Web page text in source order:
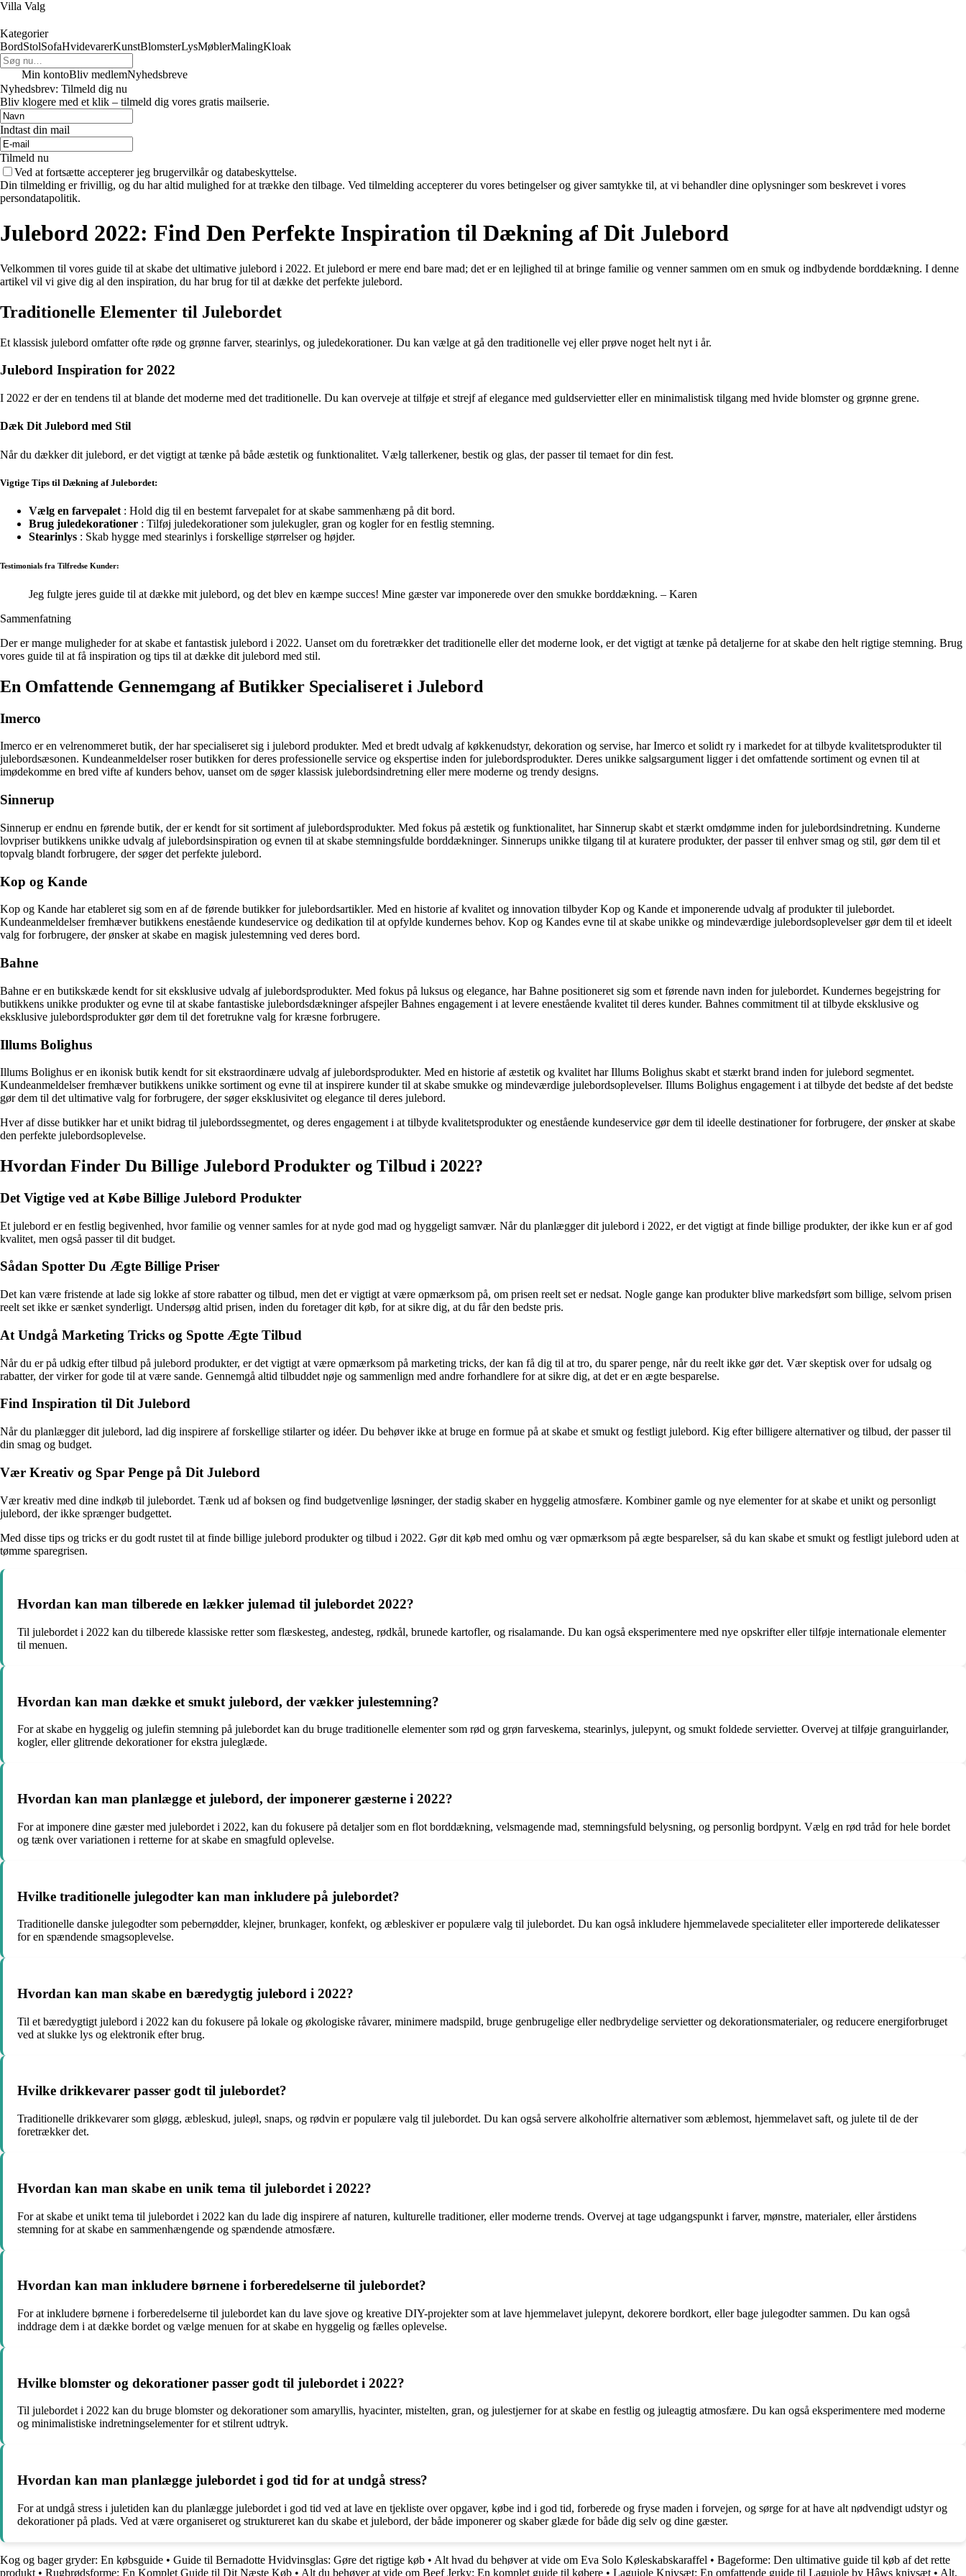
Villa Valg
Kategorier
BordStolSofaHvidevarerKunstBlomsterLysMøblerMalingKloak
Min kontoBliv medlemNyhedsbreve
Nyhedsbrev: Tilmeld dig nu
Bliv klogere med et klik – tilmeld dig vores gratis mailserie.
Indtast din mail
Tilmeld nu
Ved at fortsætte accepterer jeg brugervilkår og databeskyttelse.
Din tilmelding er frivillig, og du har altid mulighed for at trække den tilbage. Ved tilmelding accepterer du vores betingelser og giver samtykke til, at vi behandler dine oplysninger som beskrevet i vores
persondatapolitik.
Julebord 2022: Find Den Perfekte Inspiration til Dækning af Dit Julebord
Velkommen til vores guide til at skabe det ultimative julebord i 2022. Et julebord er mere end bare mad; det er en lejlighed til at bringe familie og venner sammen om en smuk og indbydende borddækning. I denne
artikel vil vi give dig al den inspiration, du har brug for til at dække det perfekte julebord.
Traditionelle Elementer til Julebordet
Et klassisk julebord omfatter ofte røde og grønne farver, stearinlys, og juledekorationer. Du kan vælge at gå den traditionelle vej eller prøve noget helt nyt i år.
Julebord Inspiration for 2022
I 2022 er der en tendens til at blande det moderne med det traditionelle. Du kan overveje at tilføje et strejf af elegance med guldservietter eller en minimalistisk tilgang med hvide blomster og grønne grene.
Dæk Dit Julebord med Stil
Når du dækker dit julebord, er det vigtigt at tænke på både æstetik og funktionalitet. Vælg tallerkener, bestik og glas, der passer til temaet for din fest.
Vigtige Tips til Dækning af Julebordet:
Vælg en farvepalet : Hold dig til en bestemt farvepalet for at skabe sammenhæng på dit bord.
Brug juledekorationer : Tilføj juledekorationer som julekugler, gran og kogler for en festlig stemning.
Stearinlys : Skab hygge med stearinlys i forskellige størrelser og højder.
Testimonials fra Tilfredse Kunder:
Jeg fulgte jeres guide til at dække mit julebord, og det blev en kæmpe succes! Mine gæster var imponerede over den smukke borddækning. – Karen
Sammenfatning
Der er mange muligheder for at skabe et fantastisk julebord i 2022. Uanset om du foretrækker det traditionelle eller det moderne look, er det vigtigt at tænke på detaljerne for at skabe den helt rigtige stemning. Brug
vores guide til at få inspiration og tips til at dække dit julebord med stil.
En Omfattende Gennemgang af Butikker Specialiseret i Julebord
Imerco
Imerco er en velrenommeret butik, der har specialiseret sig i julebord produkter. Med et bredt udvalg af køkkenudstyr, dekoration og servise, har Imerco et solidt ry i markedet for at tilbyde kvalitetsprodukter til
julebordsæsonen. Kundeanmeldelser roser butikken for deres professionelle service og ekspertise inden for julebordsprodukter. Deres unikke salgsargument ligger i det omfattende sortiment og evnen til at
imødekomme en bred vifte af kunders behov, uanset om de søger klassisk julebordsindretning eller mere moderne og trendy designs.
Sinnerup
Sinnerup er endnu en førende butik, der er kendt for sit sortiment af julebordsprodukter. Med fokus på æstetik og funktionalitet, har Sinnerup skabt et stærkt omdømme inden for julebordsindretning. Kunderne
lovpriser butikkens unikke udvalg af julebordsinspiration og evnen til at skabe stemningsfulde borddækninger. Sinnerups unikke tilgang til at kuratere produkter, der passer til enhver smag og stil, gør dem til et
topvalg blandt forbrugere, der søger det perfekte julebord.
Kop og Kande
Kop og Kande har etableret sig som en af de førende butikker for julebordsartikler. Med en historie af kvalitet og innovation tilbyder Kop og Kande et imponerende udvalg af produkter til julebordet.
Kundeanmeldelser fremhæver butikkens enestående kundeservice og dedikation til at opfylde kundernes behov. Kop og Kandes evne til at skabe unikke og mindeværdige julebordsoplevelser gør dem til et ideelt
valg for forbrugere, der ønsker at skabe en magisk julestemning ved deres bord.
Bahne
Bahne er en butikskæde kendt for sit eksklusive udvalg af julebordsprodukter. Med fokus på luksus og elegance, har Bahne positioneret sig som et førende navn inden for julebordet. Kundernes begejstring for
butikkens unikke produkter og evne til at skabe fantastiske julebordsdækninger afspejler Bahnes engagement i at levere enestående kvalitet til deres kunder. Bahnes commitment til at tilbyde eksklusive og
eksklusive julebordsprodukter gør dem til det foretrukne valg for kræsne forbrugere.
Illums Bolighus
Illums Bolighus er en ikonisk butik kendt for sit ekstraordinære udvalg af julebordsprodukter. Med en historie af æstetik og kvalitet har Illums Bolighus skabt et stærkt brand inden for julebord segmentet.
Kundeanmeldelser fremhæver butikkens unikke sortiment og evne til at inspirere kunder til at skabe smukke og mindeværdige julebordsoplevelser. Illums Bolighus engagement i at tilbyde det bedste af det bedste
gør dem til det ultimative valg for forbrugere, der søger eksklusivitet og elegance til deres julebord.
Hver af disse butikker har et unikt bidrag til julebordssegmentet, og deres engagement i at tilbyde kvalitetsprodukter og enestående kundeservice gør dem til ideelle destinationer for forbrugere, der ønsker at skabe
den perfekte julebordsoplevelse.
Hvordan Finder Du Billige Julebord Produkter og Tilbud i 2022?
Det Vigtige ved at Købe Billige Julebord Produkter
Et julebord er en festlig begivenhed, hvor familie og venner samles for at nyde god mad og hyggeligt samvær. Når du planlægger dit julebord i 2022, er det vigtigt at finde billige produkter, der ikke kun er af god
kvalitet, men også passer til dit budget.
Sådan Spotter Du Ægte Billige Priser
Det kan være fristende at lade sig lokke af store rabatter og tilbud, men det er vigtigt at være opmærksom på, om prisen reelt set er nedsat. Nogle gange kan produkter blive markedsført som billige, selvom prisen
reelt set ikke er sænket synderligt. Undersøg altid prisen, inden du foretager dit køb, for at sikre dig, at du får den bedste pris.
At Undgå Marketing Tricks og Spotte Ægte Tilbud
Når du er på udkig efter tilbud på julebord produkter, er det vigtigt at være opmærksom på marketing tricks, der kan få dig til at tro, du sparer penge, når du reelt ikke gør det. Vær skeptisk over for udsalg og
rabatter, der virker for gode til at være sande. Gennemgå altid tilbuddet nøje og sammenlign med andre forhandlere for at sikre dig, at det er en ægte besparelse.
Find Inspiration til Dit Julebord
Når du planlægger dit julebord, lad dig inspirere af forskellige stilarter og idéer. Du behøver ikke at bruge en formue på at skabe et smukt og festligt julebord. Kig efter billigere alternativer og tilbud, der passer til
din smag og budget.
Vær Kreativ og Spar Penge på Dit Julebord
Vær kreativ med dine indkøb til julebordet. Tænk ud af boksen og find budgetvenlige løsninger, der stadig skaber en hyggelig atmosfære. Kombiner gamle og nye elementer for at skabe et unikt og personligt
julebord, der ikke sprænger budgettet.
Med disse tips og tricks er du godt rustet til at finde billige julebord produkter og tilbud i 2022. Gør dit køb med omhu og vær opmærksom på ægte besparelser, så du kan skabe et smukt og festligt julebord uden at
tømme sparegrisen.
Hvordan kan man tilberede en lækker julemad til julebordet 2022?
Til julebordet i 2022 kan du tilberede klassiske retter som flæskesteg, andesteg, rødkål, brunede kartofler, og risalamande. Du kan også eksperimentere med nye opskrifter eller tilføje internationale elementer
til menuen.
Hvordan kan man dække et smukt julebord, der vækker julestemning?
For at skabe en hyggelig og julefin stemning på julebordet kan du bruge traditionelle elementer som rød og grøn farveskema, stearinlys, julepynt, og smukt foldede servietter. Overvej at tilføje granguirlander,
kogler, eller glitrende dekorationer for ekstra juleglæde.
Hvordan kan man planlægge et julebord, der imponerer gæsterne i 2022?
For at imponere dine gæster med julebordet i 2022, kan du fokusere på detaljer som en flot borddækning, velsmagende mad, stemningsfuld belysning, og personlig bordpynt. Vælg en rød tråd for hele bordet
og tænk over variationen i retterne for at skabe en smagfuld oplevelse.
Hvilke traditionelle julegodter kan man inkludere på julebordet?
Traditionelle danske julegodter som pebernødder, klejner, brunkager, konfekt, og æbleskiver er populære valg til julebordet. Du kan også inkludere hjemmelavede specialiteter eller importerede delikatesser
for en spændende smagsoplevelse.
Hvordan kan man skabe en bæredygtig julebord i 2022?
Til et bæredygtigt julebord i 2022 kan du fokusere på lokale og økologiske råvarer, minimere madspild, bruge genbrugelige eller nedbrydelige servietter og dekorationsmaterialer, og reducere energiforbruget
ved at slukke lys og elektronik efter brug.
Hvilke drikkevarer passer godt til julebordet?
Traditionelle drikkevarer som gløgg, æbleskud, juleøl, snaps, og rødvin er populære valg til julebordet. Du kan også servere alkoholfrie alternativer som æblemost, hjemmelavet saft, og julete til de der
foretrækker det.
Hvordan kan man skabe en unik tema til julebordet i 2022?
For at skabe et unikt tema til julebordet i 2022 kan du lade dig inspirere af naturen, kulturelle traditioner, eller moderne trends. Overvej at tage udgangspunkt i farver, mønstre, materialer, eller årstidens
stemning for at skabe en sammenhængende og spændende atmosfære.
Hvordan kan man inkludere børnene i forberedelserne til julebordet?
For at inkludere børnene i forberedelserne til julebordet kan du lave sjove og kreative DIY-projekter som at lave hjemmelavet julepynt, dekorere bordkort, eller bage julegodter sammen. Du kan også
inddrage dem i at dække bordet og vælge menuen for at skabe en hyggelig og fælles oplevelse.
Hvilke blomster og dekorationer passer godt til julebordet i 2022?
Til julebordet i 2022 kan du bruge blomster og dekorationer som amaryllis, hyacinter, mistelten, gran, og julestjerner for at skabe en festlig og juleagtig atmosfære. Du kan også eksperimentere med moderne
og minimalistiske indretningselementer for et stilrent udtryk.
Hvordan kan man planlægge julebordet i god tid for at undgå stress?
For at undgå stress i juletiden kan du planlægge julebordet i god tid ved at lave en tjekliste over opgaver, købe ind i god tid, forberede og fryse maden i forvejen, og sørge for at have alt nødvendigt udstyr og
dekorationer på plads. Ved at være organiseret og struktureret kan du skabe et julebord, der både imponerer og skaber glæde for både dig selv og dine gæster.
Kog og bager gryder: En købsguide • Guide til Bernadotte Hvidvinsglas: Gøre det rigtige køb • Alt hvad du behøver at vide om Eva Solo Køleskabskaraffel • Bageforme: Den ultimative guide til køb af det rette
produkt • Rugbrødsforme: En Komplet Guide til Dit Næste Køb • Alt du behøver at vide om Beef Jerky: En komplet guide til købere • Laguiole Knivsæt: En omfattende guide til Laguiole by Hâws knivsæt • Alt,